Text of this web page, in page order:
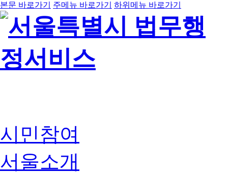
본문 바로가기 주메뉴 바로가기 하위메뉴 바로가기
시민참여
서울소개